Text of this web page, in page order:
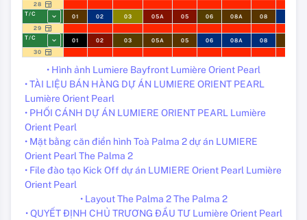
28
T/C
01 02 03 05A 05 06 08A 08
29
T/C
01 02 03 05A 05 06 08A 08
30
• Hình ảnh Lumiere Bayfront Lumière Orient Pearl
• TÀI LIỆU BÁN HÀNG DỰ ÁN LUMIERE ORIENT PEARL
Lumière Orient Pearl
• PHỐI CÁNH DỰ ÁN LUMIERE ORIENT PEARL Lumière
Orient Pearl
• Mặt bằng căn điển hình Toà Palma 2 dự án LUMIERE
Orient Pearl The Palma 2
• File đào tạo Kick Off dự án LUMIERE Orient Pearl Lumière
Orient Pearl
• Layout The Palma 2 The Palma 2
• QUYẾT ĐỊNH CHỦ TRƯƠNG ĐẦU TƯ Lumière Orient Pearl